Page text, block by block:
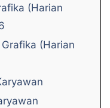
(Harian
(Harian